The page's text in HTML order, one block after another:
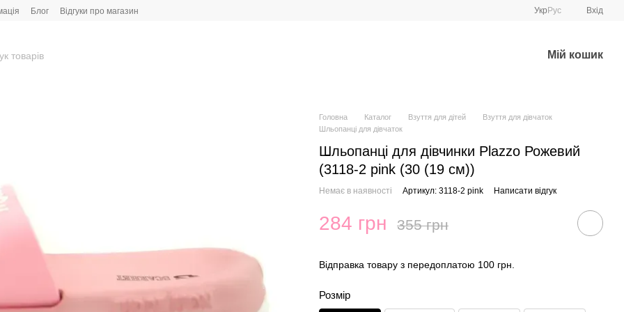
Блог Відгуки про магазин Укр Рус Вхід
Мій кошик
Головна Каталог Взуття для дітей
Взуття для дівчаток
Шльопанці для дівчаток
Шльопанці для дівчинки Plazzo Рожевий
(3118-2 pink (30 (19 см))
Немає в наявності Артикул: 3118-2 pink Написати відгук
284 грн 355 грн
Відправка товару з передоплатою 100 грн.
Розмір